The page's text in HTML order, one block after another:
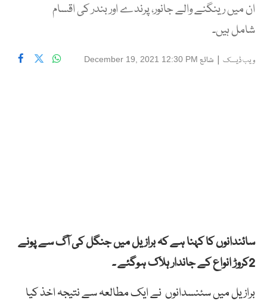
ان میں رینگنے والے جانور، پرندے اور بندر کی اقسام
شامل ہیں۔
ویب ڈیسک | شائع December 19, 2021 12:30 PM
سائندانوں کا کہنا ہے کہ برازیل میں جنگل کی آگ سے پونے
2کروڑ انواع کے جاندار ہلاک ہوگئے ۔
برازیل میں سئنسدانوں نے ایک مطالعہ سے نتیجہ اخذ کیا